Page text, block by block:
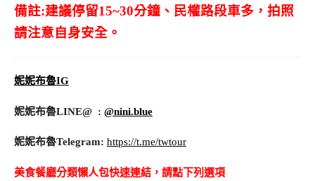
備註:建議停留15~30分鐘、民權路段車多，拍照
請注意自身安全。
妮妮布魯IG
妮妮布魯LINE@ : @nini.blue
妮妮布魯Telegram: https://t.me/twtour
美食餐廳分類懶人包快速連結，請點下列選項